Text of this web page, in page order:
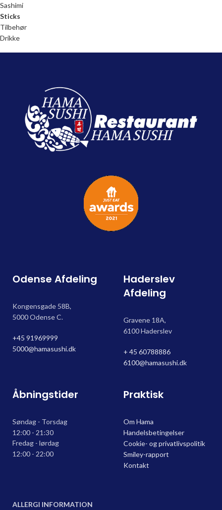
Sashimi
Sticks
Tilbehør
Drikke
Odense Afdeling
Kongensgade 58B,
5000 Odense C.
+45 91969999
5000@hamasushi.dk
Haderslev
Afdeling
Gravene 18A,
6100 Haderslev
+ 45 60788886
6100@hamasushi.dk
Åbningstider
Søndag - Torsdag
12:00 - 21:30
Fredag - lørdag
12:00 - 22:00
Praktisk
Om Hama
Handelsbetingelser
Cookie- og privatlivspolitik
Smiley-rapport
Kontakt
ALLERGI INFORMATION